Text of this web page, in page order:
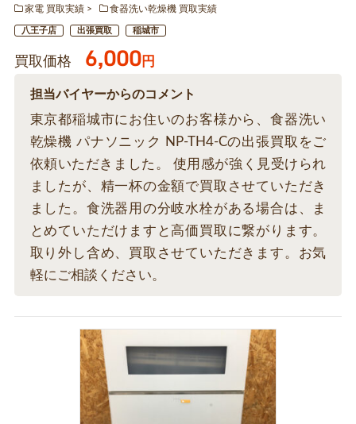
家電 買取実績
食器洗い乾燥機 買取実績
八王子店 出張買取 稲城市
買取価格 6,000円
担当バイヤーからのコメント
東京都稲城市にお住いのお客様から、食器洗い
乾燥機 パナソニック NP-TH4-Cの出張買取をご
依頼いただきました。 使用感が強く見受けられ
ましたが、精一杯の金額で買取させていただき
ました。食洗器用の分岐水栓がある場合は、ま
とめていただけますと高価買取に繋がります。
取り外し含め、買取させていただきます。お気
軽にご相談ください。